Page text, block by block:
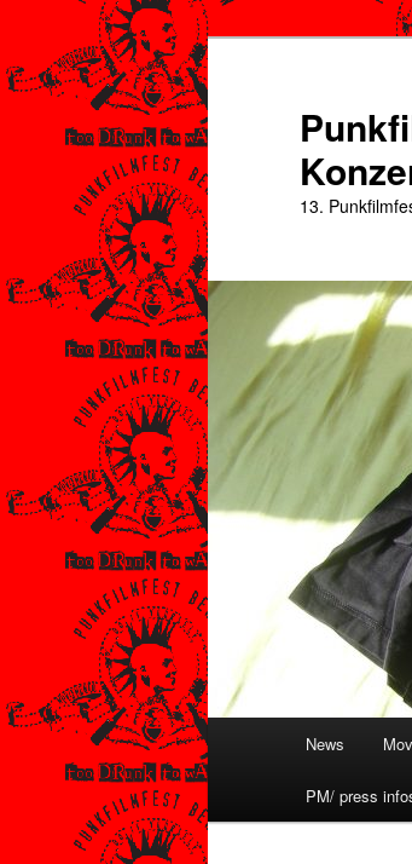
primären
springen
sekundären
springen
13.
News
PM/ press